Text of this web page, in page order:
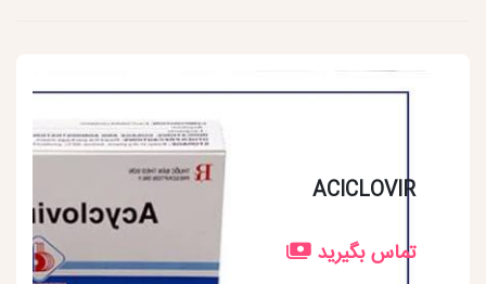
ACICLOVIR
تماس بگیرید